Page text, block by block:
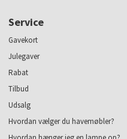
Service
Gavekort
Julegaver
Rabat
Tilbud
Udsalg
Hvordan vælger du havemøbler?